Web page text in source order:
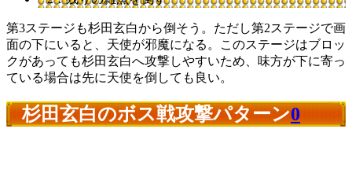
第3ステージも杉田玄白から倒そう。ただし第2ステージで画
面の下にいると、天使が邪魔になる。このステージはブロッ
クがあっても杉田玄白へ攻撃しやすいため、味方が下に寄っ
ている場合は先に天使を倒しても良い。
杉田玄白のボス戦攻撃パターン0